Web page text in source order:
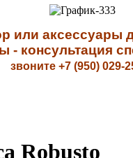
или аксессуары
- консультация
звоните +7 (950) 029-
Robusto